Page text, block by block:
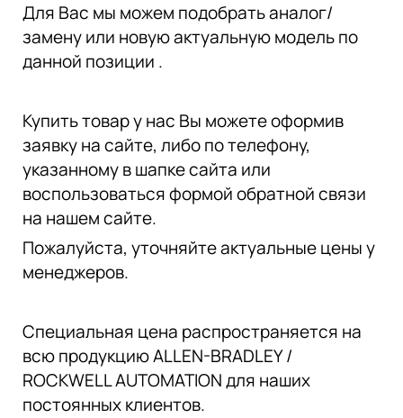
Для Вас мы можем подобрать аналог/
замену или новую актуальную модель по
данной позиции .
Купить товар у нас Вы можете оформив
заявку на сайте, либо по телефону,
указанному в шапке сайта или
воспользоваться формой обратной связи
на нашем сайте.
Пожалуйста, уточняйте актуальные цены у
менеджеров.
Специальная цена распространяется на
всю продукцию ALLEN-BRADLEY /
ROCKWELL AUTOMATION для наших
постоянных клиентов.